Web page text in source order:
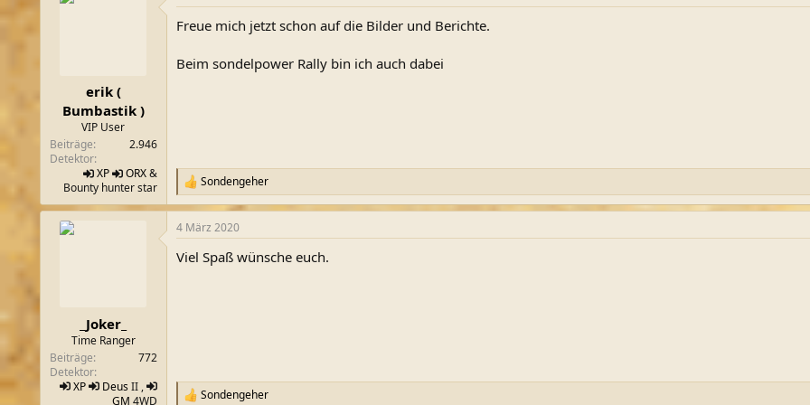
i
n
e
erik (
Bumbastik )
VIP User
Beiträge
2.946
Detektor
XP
ORX&
Bounty hunter star
Freue mich jetzt schon auf die Bilder und Berichte.
Beim sondelpower Rally bin ich auch dabei
R
e
a
k
i
Sondengeher
_Joker_
Time Ranger
Beiträge
772
Detektor
XP
DeusII ,
GM 4WD
4 März 2020
Viel Spaß wünsche euch.
R Sondengeher